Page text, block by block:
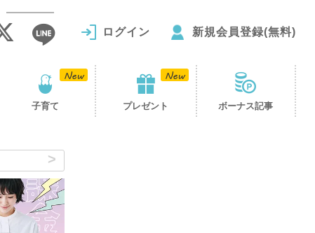
ログイン 新規会員登録(無料)
子育て プレゼント ボーナス記事